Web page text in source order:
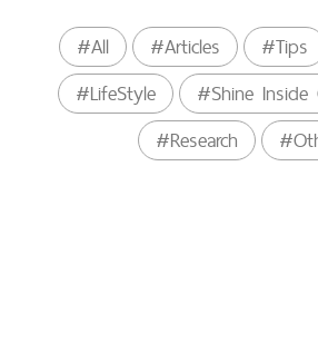
#All #Articles #Tips
#LifeStyle
#Shine
#Research